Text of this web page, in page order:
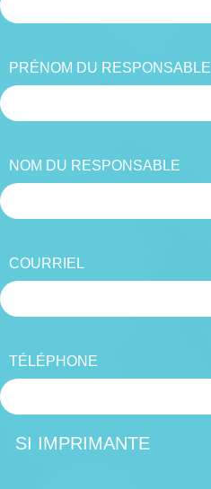
PRÉNOM DU RESPONSABLE
NOM DU RESPONSABLE
COURRIEL
TÉLÉPHONE
SI IMPRIMANTE